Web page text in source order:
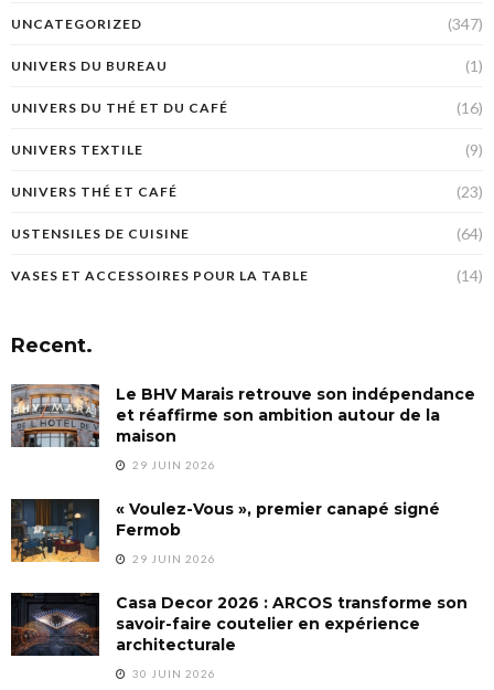
UNCATEGORIZED (347)
UNIVERS DU BUREAU (1)
UNIVERS DU THÉ ET DU CAFÉ (16)
UNIVERS TEXTILE (9)
UNIVERS THÉ ET CAFÉ (23)
USTENSILES DE CUISINE (64)
VASES ET ACCESSOIRES POUR LA TABLE (14)
Recent.
Le BHV Marais retrouve son indépendance
et réaffirme son ambition autour de la
maison
29 JUIN 2026
« Voulez-Vous », premier canapé signé
Fermob
29 JUIN 2026
Casa Decor 2026 : ARCOS transforme son
savoir-faire coutelier en expérience
architecturale
30 JUIN 2026